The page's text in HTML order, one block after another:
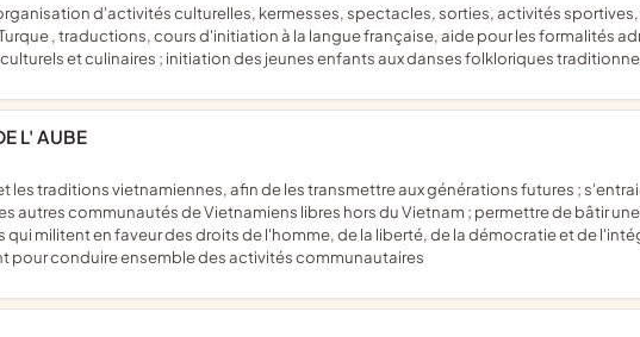
, traductions, cours d'initiation à la langue française, aide pour les formalités
et culinaires ; initiation des jeunes enfants aux danses folkloriques
L' AUBE
communautés de Vietnamiens libres hors du Vietnam ; permettre de bâtir
militent en faveur des droits de l'homme, de la liberté, de la démocratie et de
conduire ensemble des activités communautaires